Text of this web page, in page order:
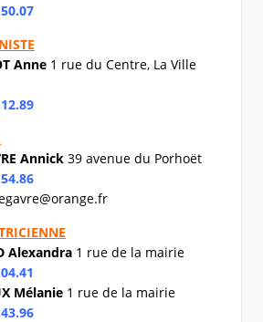
Anne 1 rue du Centre, La Ville
Annick 39 avenue du Porhoët
r
Alexandra 1 rue de la mairie
Mélanie 1 rue de la mairie